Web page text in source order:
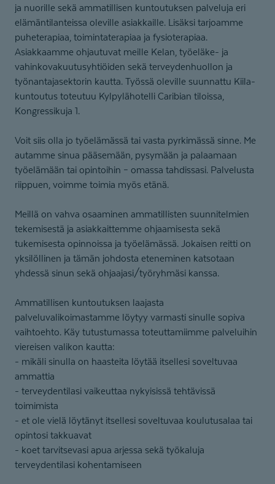
ja nuorille sekä ammatillisen kuntoutuksen palveluja eri
elämäntilanteissa oleville asiakkaille. Lisäksi tarjoamme
puheterapiaa, toimintaterapiaa ja fysioterapiaa.
Asiakkaamme ohjautuvat meille Kelan, työeläke- ja
vahinkovakuutusyhtiöiden sekä terveydenhuollon ja
työnantajasektorin kautta. Työssä oleville suunnattu Kiila-
kuntoutus toteutuu Kylpylähotelli Caribian tiloissa,
Kongressikuja 1.
Voit siis olla jo työelämässä tai vasta pyrkimässä sinne. Me
autamme sinua pääsemään, pysymään ja palaamaan
työelämään tai opintoihin – omassa tahdissasi. Palvelusta
riippuen, voimme toimia myös etänä.
Meillä on vahva osaaminen ammatillisten suunnitelmien
tekemisestä ja asiakkaittemme ohjaamisesta sekä
tukemisesta opinnoissa ja työelämässä. Jokaisen reitti on
yksilöllinen ja tämän johdosta eteneminen katsotaan
yhdessä sinun sekä ohjaajasi/työryhmäsi kanssa.
Ammatillisen kuntoutuksen laajasta
palveluvalikoimastamme löytyy varmasti sinulle sopiva
vaihtoehto. Käy tutustumassa toteuttamiimme palveluihin
viereisen valikon kautta:
- mikäli sinulla on haasteita löytää itsellesi soveltuvaa
ammattia
- terveydentilasi vaikeuttaa nykyisissä tehtävissä
toimimista
- et ole vielä löytänyt itsellesi soveltuvaa koulutusalaa tai
opintosi takkuavat
- koet tarvitsevasi apua arjessa sekä työkaluja
terveydentilasi kohentamiseen